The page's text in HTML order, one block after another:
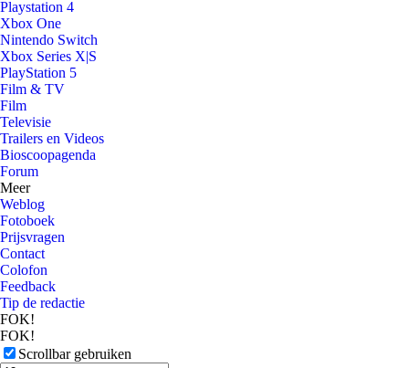
Playstation 4
Xbox One
Nintendo Switch
Xbox Series X|S
PlayStation 5
Film & TV
Film
Televisie
Trailers en Videos
Bioscoopagenda
Forum
Meer
Weblog
Fotoboek
Prijsvragen
Contact
Colofon
Feedback
Tip de redactie
FOK!
FOK!
Scrollbar gebruiken